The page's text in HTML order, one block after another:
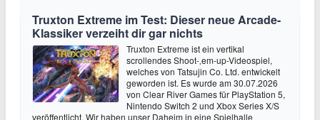
Truxton Extreme im Test: Dieser neue Arcade-
Klassiker verzeiht dir gar nichts
Truxton Extreme ist ein vertikal
scrollendes Shoot-‚em-up-Videospiel,
welches von Tatsujin Co. Ltd. entwickelt
geworden ist. Es wurde am 30.07.2026
von Clear River Games für PlayStation 5,
Nintendo Switch 2 und Xbox Series X/S
veröffentlicht. Wir haben unser Daheim in eine Spielhalle